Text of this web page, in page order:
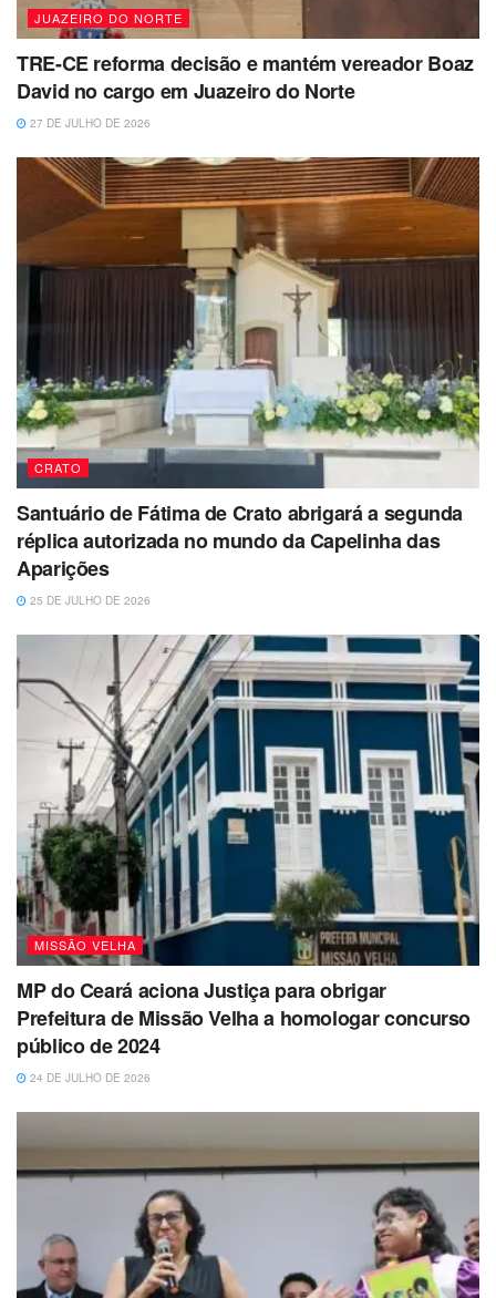
JUAZEIRO DO NORTE
TRE-CE reforma decisão e mantém vereador Boaz
David no cargo em Juazeiro do Norte
27 DE JULHO DE 2026
CRATO
Santuário de Fátima de Crato abrigará a segunda
réplica autorizada no mundo da Capelinha das
Aparições
25 DE JULHO DE 2026
MISSÃO VELHA
MP do Ceará aciona Justiça para obrigar
Prefeitura de Missão Velha a homologar concurso
público de 2024
24 DE JULHO DE 2026